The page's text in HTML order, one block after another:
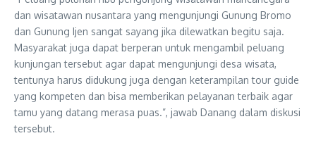
dan wisatawan nusantara yang mengunjungi Gunung Bromo
dan Gunung Ijen sangat sayang jika dilewatkan begitu saja.
Masyarakat juga dapat berperan untuk mengambil peluang
kunjungan tersebut agar dapat mengunjungi desa wisata,
tentunya harus didukung juga dengan keterampilan tour guide
yang kompeten dan bisa memberikan pelayanan terbaik agar
tamu yang datang merasa puas.”, jawab Danang dalam diskusi
tersebut.